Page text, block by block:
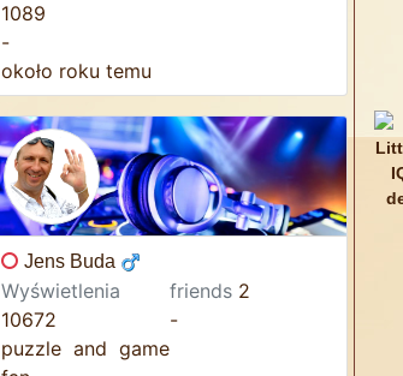
1089
-
około roku temu
Jens Buda
Wyświetlenia
10672
puzzle and game
friends 2
-